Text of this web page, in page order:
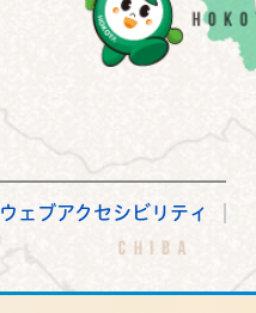
ウェブアクセシビリティ